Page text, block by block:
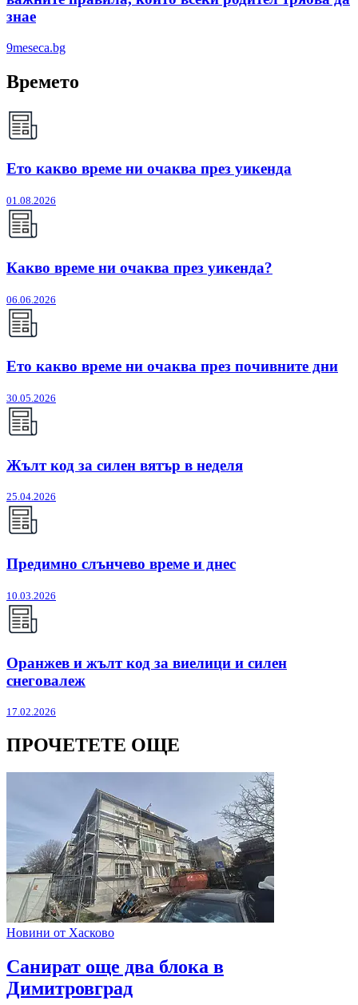
знае
9meseca.bg
Времето
Ето какво време ни очаква през уикенда
01.08.2026
Какво време ни очаква през уикенда?
06.06.2026
Ето какво време ни очаква през почивните дни
30.05.2026
Жълт код за силен вятър в неделя
25.04.2026
Предимно слънчево време и днес
10.03.2026
Оранжев и жълт код за виелици и силен
снеговалеж
17.02.2026
ПРОЧЕТЕТЕ ОЩЕ
Новини от Хасково
Санират още два блока в
Димитровград